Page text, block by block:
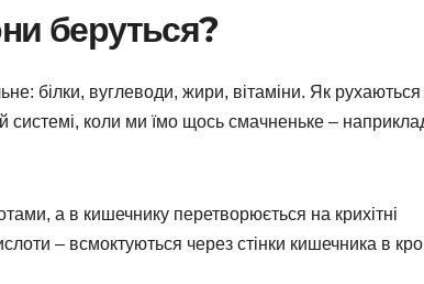
беруться?
білки, вуглеводи, жири, вітаміни. Як рухаються
системі, коли ми їмо щось смачненьке –
а в кишечнику перетворюється на крихітні
– всмоктуються через стінки кишечника в